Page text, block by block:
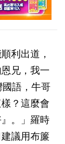
利出道，
兄，我一
語，牛哥
？這麼會
。」羅時
議用布簾